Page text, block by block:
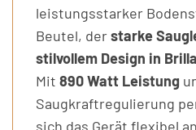
leistungsstarker
Beutel, derstarke
stilvollem Design in
Mit 890 Watt Leistung
Saugkraftregulierung
sich das Gerät flexibel